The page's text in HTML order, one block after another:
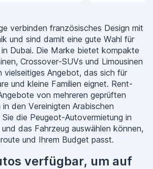
verbinden französisches Design mit
und sind damit eine gute Wahl für
Dubai. Die Marke bietet kompakte
Crossover-SUVs und Limousinen
vielseitiges Angebot, das sich für
und kleine Familien eignet. Rent-
von mehreren geprüften
den Vereinigten Arabischen
die Peugeot-Autovermietung in
das Fahrzeug auswählen können,
und Ihrem Budget passt.
verfügbar, um auf